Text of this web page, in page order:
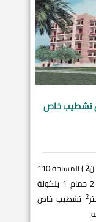
تشطيب خاص
ن2
) المساحة 110
قبلي تطل على باركنج تشمل 2 نوم 2 حمام 1 بلكونة
2 تشطيب خاص